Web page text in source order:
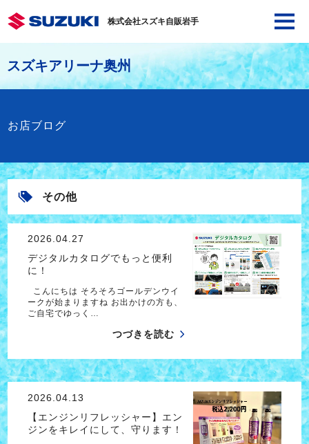
株式会社スズキ自販岩手
スズキアリーナ奥州
お店ブログ
その他
2026.04.27
デジタルカタログでもっと便利
に！
こんにちは そろそろゴールデンウイ
ークが始まりますね お出かけの方も、
ご自宅でゆっく…
つづきを読む
2026.04.13
【エンジンリフレッシャー】エン
ジンをキレイにして、守ります！